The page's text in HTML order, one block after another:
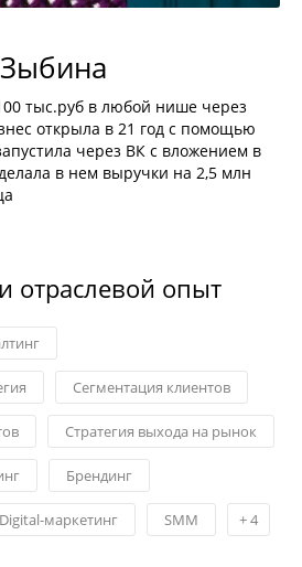
тыс.руб в любой нише через
открыла в 21 год с помощью
через ВК с вложением в
в нем выручки на 2,5 млн
отраслевой опыт
Сегментация клиентов
Стратегия выхода на рынок
Брендинг
Digital-маркетинг SMM +4